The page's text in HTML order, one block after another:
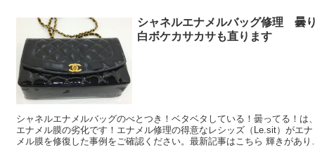
シャネルエナメルバッグ修理 曇
白ボケカサカサも直ります
シャネルエナメルバッグのべとつき！ベタベタしている！曇ってる！は
エナメル膜の劣化です！エナメル修理の得意なレシッズ（Le.sit）がエナ
メル膜を修復した事例をご確認ください。最新記事はこちら 輝きがあり、